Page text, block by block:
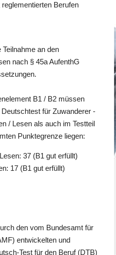
Berufen
an den
nach § 45a AufenthG
B1 / B2 müssen
für Zuwanderer -
/ Lesen als auch im Testteil
Punktegrenze liegen:
37 (B1 gut erfüllt)
17 (B1 gut erfüllt)
den vom Bundesamt für
entwickelten und
Test für den Beruf (DTB)